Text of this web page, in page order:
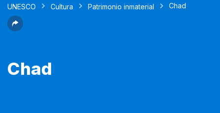
UNESCO Cultura Patrimonio inmaterial Chad
Chad